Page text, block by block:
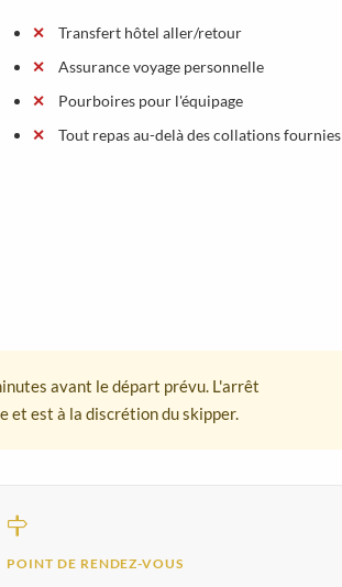
Transfert hôtel aller/retour
Assurance voyage personnelle
Pourboires pour l'équipage
Tout repas au-delà des collations fournies
avant le départ prévu. L'arrêt
et est à la discrétion du skipper.
POINT DE RENDEZ-VOUS